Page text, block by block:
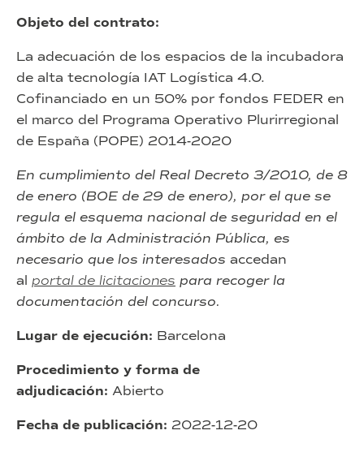
Objeto del contrato:
La adecuación de los espacios de la incubadora
de alta tecnología IAT Logística 4.0.
Cofinanciado en un 50% por fondos FEDER en
el marco del Programa Operativo Plurirregional
de España (POPE) 2014-2020
En cumplimiento del Real Decreto 3/2010, de 8
de enero (BOE de 29 de enero), por el que se
regula el esquema nacional de seguridad en el
ámbito de la Administración Pública, es
necesario que los interesados accedan
al portal de licitaciones para recoger la
documentación del concurso.
Lugar de ejecución: Barcelona
Procedimiento y forma de
adjudicación: Abierto
Fecha de publicación: 2022-12-20
54/2022)